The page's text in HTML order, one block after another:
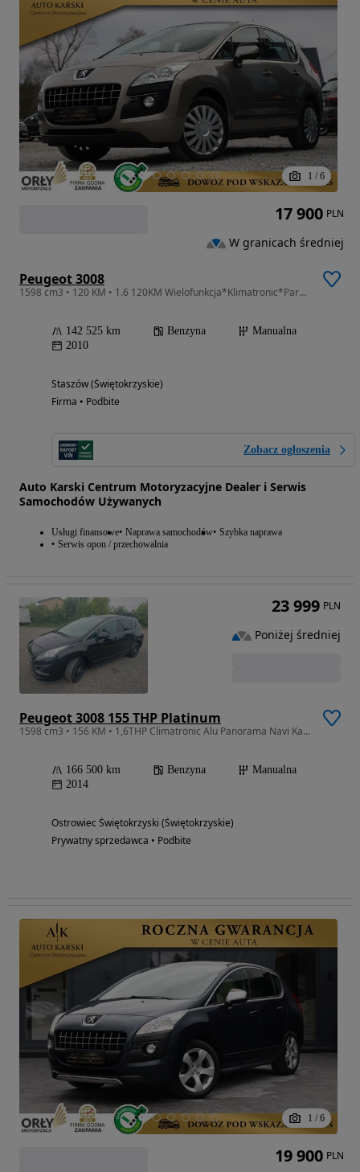
1 / 6
Peugeot 3008
1598 cm3 • 120 KM • 1.6 120KM Wielofunkcja*Klimatronic*Parktronic*Tempomat*Nawigacja
142 525 km Benzyna
Manualna
2010
Staszów (Świętokrzyskie)
Firma • Podbite
Zobacz ogłoszenia
Auto Karski Centrum Motoryzacyjne Dealer i Serwis
Samochodów Używanych
Usługi finansowe Naprawa samochodów Szybka naprawa
Serwis opon / przechowalnia
17 900 PLN
W granicach średniej
Peugeot 3008 155 THP Platinum
1598 cm3 • 156 KM • 1,6THP Climatronic Alu Panorama Navi Kamera Serwis Zamiana
166 500 km Benzyna
Manualna
2014
Ostrowiec Świętokrzyski (Świętokrzyskie)
Prywatny sprzedawca • Podbite
23 999 PLN
Poniżej średniej
1 / 6
19 900 PLN